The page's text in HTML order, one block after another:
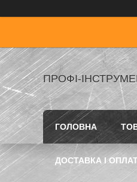
ПРОФІ-
ГОЛОВНА
ДОСТАВКА І